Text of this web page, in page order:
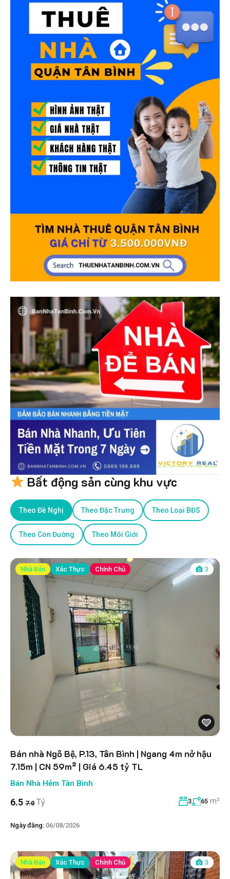
Bất động sản cùng khu vực
Theo Đề Nghị Theo Đặc Trưng Theo Loại BĐS
Theo Con Đường Theo Môi Giới
Nhà Bán Xác Thực Chính Chủ 3
Bán nhà Ngô Bệ, P.13, Tân Bình | Ngang 4m nở hậu
7.15m | CN 59m² | Giá 6.45 tỷ TL
Bán Nhà Hẻm Tân Bình
6.5 7.0 Tỷ 3 65 m²
Ngày đăng: 06/08/2026
Nhà Bán Xác Thực Chính Chủ 3